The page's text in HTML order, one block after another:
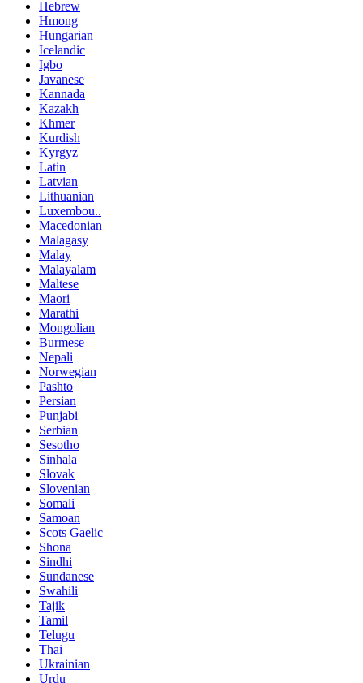
Hebrew
Hmong
Hungarian
Icelandic
Igbo
Javanese
Kannada
Kazakh
Khmer
Kurdish
Kyrgyz
Latin
Latvian
Lithuanian
Luxembou..
Macedonian
Malagasy
Malay
Malayalam
Maltese
Maori
Marathi
Mongolian
Burmese
Nepali
Norwegian
Pashto
Persian
Punjabi
Serbian
Sesotho
Sinhala
Slovak
Slovenian
Somali
Samoan
Scots Gaelic
Shona
Sindhi
Sundanese
Swahili
Tajik
Tamil
Telugu
Thai
Ukrainian
Urdu